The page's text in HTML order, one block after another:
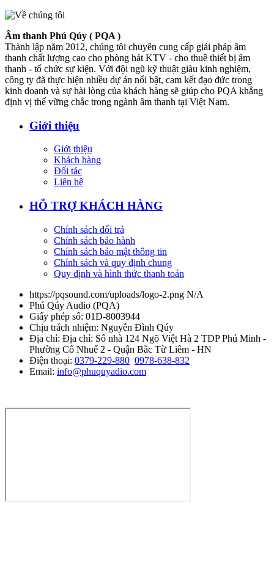
Âm thanh Phú Qúy ( PQA )
Thành lập năm 2012, chúng tôi chuyên cung cấp giải pháp âm
thanh chất lượng cao cho phòng hát KTV - cho thuê thiết bị âm
thanh - tổ chức sự kiện. Với đội ngũ kỹ thuật giàu kinh nghiệm,
công ty đã thực hiện nhiều dự án nổi bật, cam kết đạo đức trong
kinh doanh và sự hài lòng của khách hàng sẽ giúp cho PQA khẳng
định vị thế vững chắc trong ngành âm thanh tại Việt Nam.
Giới thiệu
Giới thiệu
Khách hàng
Đối tác
Liên hệ
HỖ TRỢ KHÁCH HÀNG
Chính sách đổi trả
Chính sách bảo hành
Chính sách bảo mật thông tin
Chính sách và quy định chung
Quy định và hình thức thanh toán
https://pqsound.com/uploads/logo-2.png N/A
Phú Qúy Audio (PQA)
Giấy phép số: 01D-8003944
Chịu trách nhiệm: Nguyễn Đình Qúy
Địa chỉ: Địa chỉ: Số nhà 124 Ngõ Việt Hà 2 TDP Phú Minh -
Phường Cổ Nhuế 2 - Quận Bắc Từ Liêm - HN
Điện thoại: 0379-229-880 0978-638-832
Email: info@phuquyadio.com